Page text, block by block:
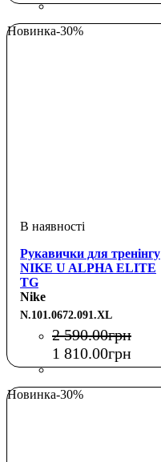
Новинка-30%
Рукавички для тренінгу
NIKE U ALPHA ELITE
TG
BLACK/BLACK/WHITE
XL
Nike
N.101.0672.091.XL
2 590.00грн
1 810.00грн
Новинка-30%